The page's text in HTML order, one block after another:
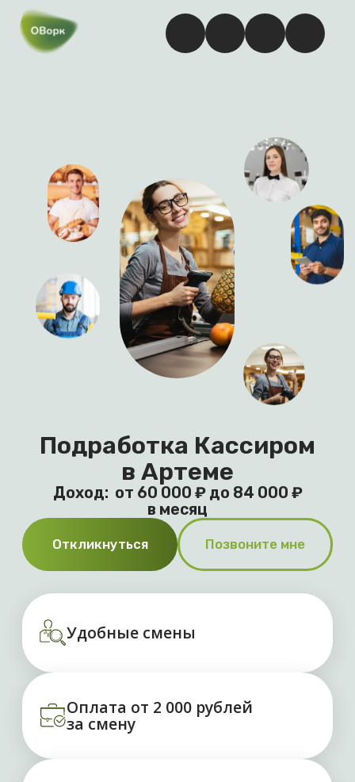
Подработка Кассиром
в Артеме
Доход: от 60 000 ₽ до 84 000 ₽
в месяц
Удобные смены
Оплата от 2 000 рублей
за смену
Выплаты без задержек
Преимущества